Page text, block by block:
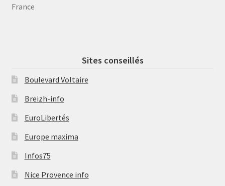
France
Sites conseillés
Boulevard Voltaire
Breizh-info
EuroLibertés
Europe maxima
Infos75
Nice Provence info